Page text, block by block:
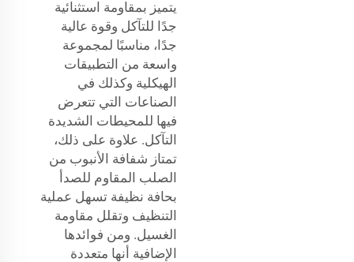
يتميز بمقاومة استثنائية
جدًا للتآكل وقوة عالية
جدًا، مناسبًا لمجموعة
واسعة من التطبيقات
الهيكلية وكذلك في
الصناعات التي تتعرض
فيها للمحيطات الشديدة
التآكل. علاوة على ذلك،
تمتاز شفافة الأنبوب من
الصلب المقاوم للصدأ
بحافة نظيفة تسهل عملية
التنظيف وتقلل مقاومة
الغسيل. ومن فوائدها
الإضافية أنها متعددة